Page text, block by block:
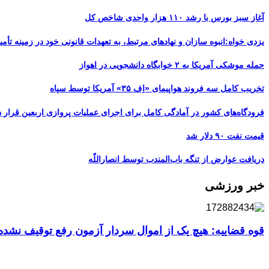
آغاز سبز بورس با رشد ۱۱۰ هزار واحدی شاخص کل
یزدی خواه:انبوه سازان و نهادهای مرتبط، به تعهدات قانونی خود در زمینه
حمله موشکی آمریکا به ۲ خوابگاه دانشجویی در اهواز
تخریب کامل سه فروند هواپیمای «اِف ۳۵» آمریکا توسط سپاه
فرودگاه‌های کشور در آمادگی کامل برای اجرای عملیات پروازی اربعین قرار
قیمت نفت ۹۰ دلار شد
دریافت عوارض از تنگه باب‌المندب توسط انصاراللّه
خبر ورزشی
قوه قضاییه: هیچ یک از اموال سردار آزمون رفع توقیف